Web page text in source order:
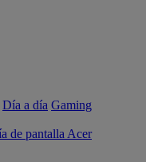
Día a día Gaming
de pantalla Acer